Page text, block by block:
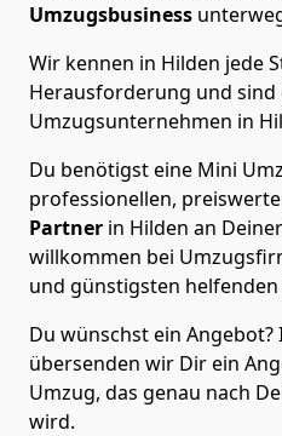
Umzugsbusiness
Wir kennen in Hilden jede
Herausforderung und
Umzugsunternehmen in
Du benötigst eine Mini
professionellen,
Partner in Hilden an
willkommen bei
und günstigsten
Du wünschst ein
übersenden wir Dir ein
Umzug, das genau nach
wird.